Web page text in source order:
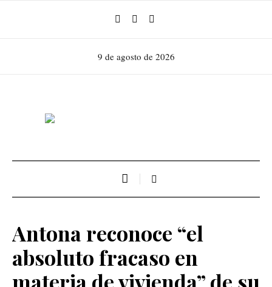
9 de agosto de 2026
Antona reconoce “el
absoluto fracaso en
materia de vivienda” de su